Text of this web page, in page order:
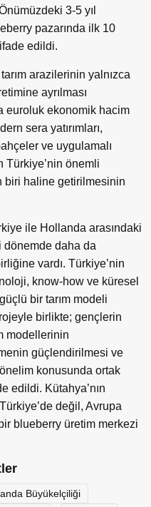
3-5 yıl
pazarında ilk 10
edildi.
arazilerinin yalnızca
ayrılması
euroluk ekonomik hacim
sera yatırımları,
ve uygulamalı
Türkiye’nin önemli
biri haline getirilmesinin
ile Hollanda arasındaki
dönemde daha da
vardı. Türkiye’nin
know-how ve küresel
bir tarım modeli
birlikte; gençlerin
modellerinin
güçlendirilmesi ve
konusunda ortak
edildi. Kütahya’nın
değil, Avrupa
blueberry üretim merkezi
Büyükelçiliği